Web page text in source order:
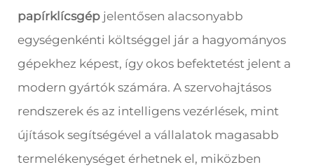
papírklícsgép jelentősen alacsonyabb
egységenkénti költséggel jár a hagyományos
gépekhez képest, így okos befektetést jelent a
modern gyártók számára. A szervohajtásos
rendszerek és az intelligens vezérlések, mint
újítások segítségével a vállalatok magasabb
termelékenységet érhetnek el, miközben